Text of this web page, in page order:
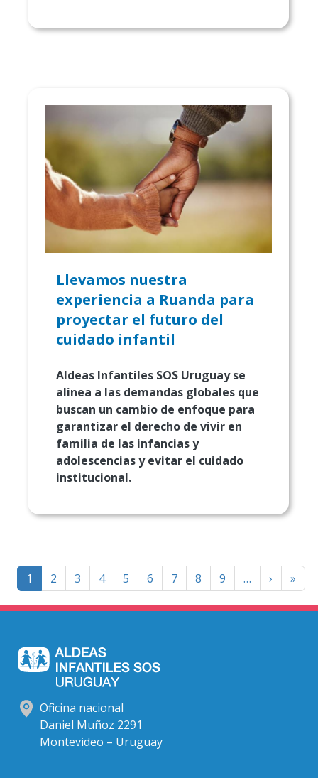
Llevamos nuestra
experiencia a Ruanda para
proyectar el futuro del
cuidado infantil
Aldeas Infantiles SOS Uruguay se
alinea a las demandas globales que
buscan un cambio de enfoque para
garantizar el derecho de vivir en
familia de las infancias y
adolescencias y evitar el cuidado
institucional.
Paginación
1 2 3 4 5 6 7 8 9 … › Página
»
Oficina nacional
Daniel Muñoz 2291
Montevideo – Uruguay